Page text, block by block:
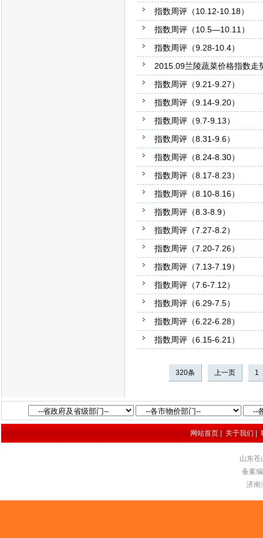
指数周评（10.12-10.18）
指数周评（10.5—10.11）
指数周评（9.28-10.4）
2015.09兰陵蔬菜价格指数走
指数周评（9.21-9.27）
指数周评（9.14-9.20）
指数周评（9.7-9.13）
指数周评（8.31-9.6）
指数周评（8.24-8.30）
指数周评（8.17-8.23）
指数周评（8.10-8.16）
指数周评（8.3-8.9）
指数周评（7.27-8.2）
指数周评（7.20-7.26）
指数周评（7.13-7.19）
指数周评（7.6-7.12）
指数周评（6.29-7.5）
指数周评（6.22-6.28）
指数周评（6.15-6.21）
320条 上一页 1
网站首页| 关于我们
山东苍
备案
济南